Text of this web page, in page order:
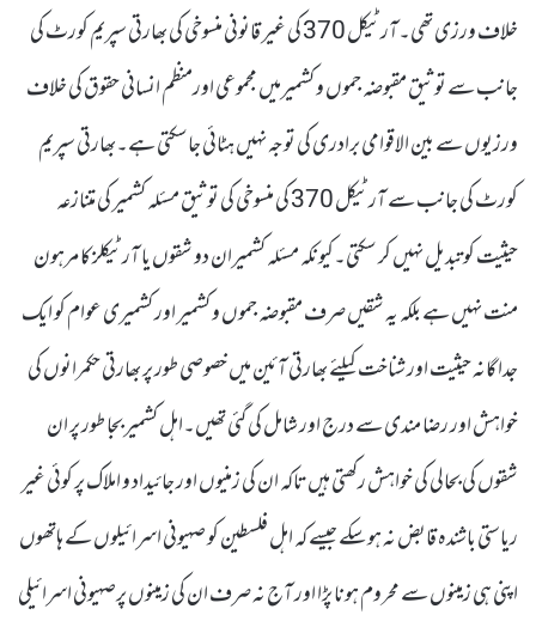
خلاف ورزی تھی۔آرٹیکل 370 کی غیر قانونی منسوخی کی بھارتی سپریم کورٹ کی
جانب سے توثیق مقبوضہ جموں و کشمیرمیں مجموعی اورمنظم انسانی حقوق کی خلاف
ورزیوں سے بین الاقوامی برادری کی توجہ نہیں ہٹائی جاسکتی ہے۔بھارتی سپریم
کورٹ کی جانب سے آرٹیکل 370 کی منسوخی کی توثیق مسئلہ کشمیر کی متنازعہ
حیثیت کو تبدیل نہیں کر سکتی۔کیونکہ مسئلہ کشمیران دو شقوں یا آرٹیکلز کا مرہون
منت نہیں ہے بلکہ یہ شقیں صرف مقبوضہ جموں و کشمیر اور کشمیری عوام کو ایک
جدا گانہ حیثیت اور شناخت کیلئے بھارتی آئین میں خصوصی طور پر بھارتی حکمرانوں کی
خواہش اور رضا مندی سے درج اور شامل کی گئی تھیں۔اہل کشمیر بجا طور پر ان
شقوں کی بحالی کی خواہش رکھتی ہیں تاکہ ان کی زمنیوں اور جائیداد و املاک پر کوئی غیر
ریاستی باشندہ قابض نہ ہوسکے جیسے کہ اہل فلسطین کو صہیونی اسرائیلوں کے ہاتھوں
اپنی ہی زمینوں سے محروم ہونا پڑا اور آج نہ صرف ان کی زمینوں پرصہیونی اسرائیلی